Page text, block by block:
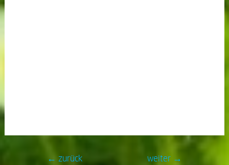
← zurück weiter →